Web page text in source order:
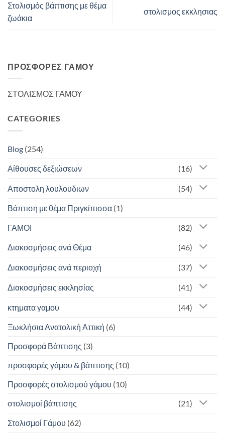
Στολισμός βάπτισης με θέμα
ζωάκια
στολισμος εκκλησιας
ΠΡΟΣΦΟΡΈΣ ΓΆΜΟΥ
ΣΤΟΛΙΣΜΟΣ ΓΑΜΟΥ
CATEGORIES
Blog (254)
Αίθουσες δεξιώσεων (16)
Αποστολη λουλουδιων (54)
Βάπτιση με θέμα Πριγκίπισσα (1)
ΓΑΜΟΙ (82)
Διακοσμήσεις ανά Θέμα (46)
Διακοσμήσεις ανά περιοχή (37)
Διακοσμήσεις εκκλησίας (41)
κτηματα γαμου (44)
Ξωκλήσια Ανατολική Αττική (6)
Προσφορά Βάπτισης (3)
προσφορές γάμου & βάπτισης (10)
Προσφορές στολισμού γάμου (10)
στολισμοί βάπτισης (21)
Στολισμοί Γάμου (62)